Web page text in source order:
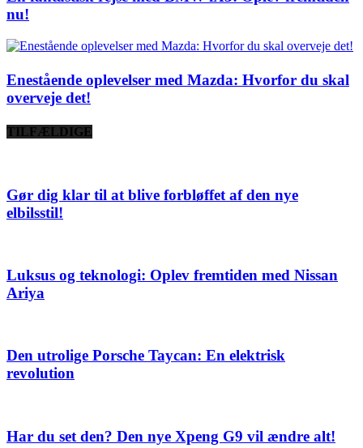
nu!
Enestående oplevelser med Mazda: Hvorfor du skal
overveje det!
TILFÆLDIGE
Gør dig klar til at blive forbløffet af den nye
elbilsstil!
Luksus og teknologi: Oplev fremtiden med Nissan
Ariya
Den utrolige Porsche Taycan: En elektrisk
revolution
Har du set den? Den nye Xpeng G9 vil ændre alt!